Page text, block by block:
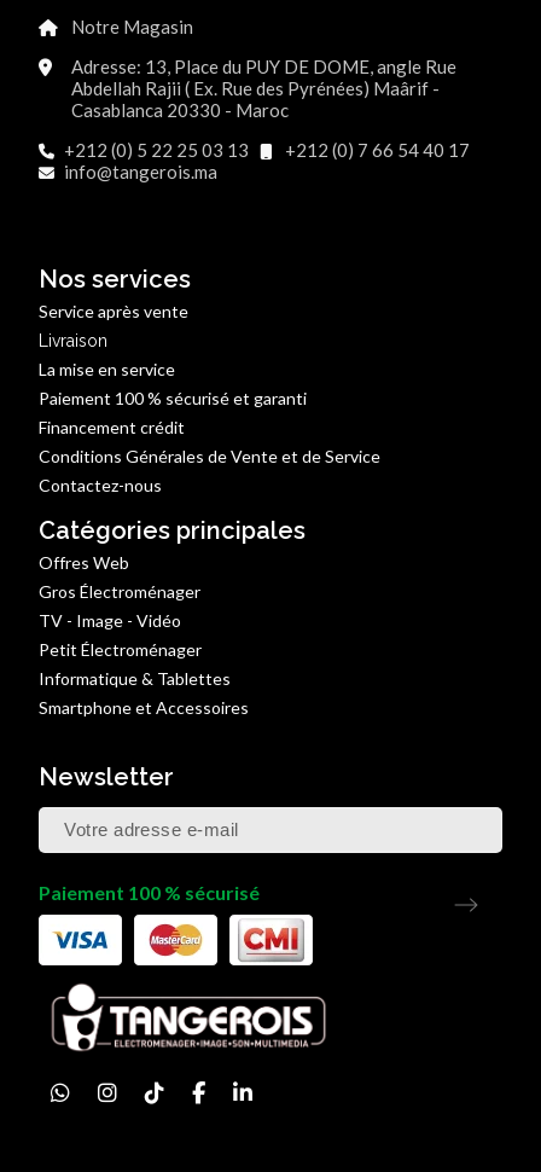
Notre Magasin
Adresse: 13, Place du PUY DE DOME, angle Rue
Abdellah Rajii ( Ex. Rue des Pyrénées) Maârif -
Casablanca 20330 - Maroc
+212 (0) 5 22 25 03 13
+212 (0) 7 66 54 40 17
info@tangerois.ma
Nos services
Service après vente
Livraison
La mise en service
Paiement 100 % sécurisé et garanti
Financement crédit
Conditions Générales de Vente et de Service
Contactez-nous
Catégories principales
Offres Web
Gros Électroménager
TV - Image - Vidéo
Petit Électroménager
Informatique & Tablettes
Smartphone et Accessoires
Newsletter
Paiement 100 % sécurisé